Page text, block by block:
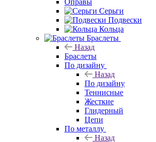
Оправы
Серьги
Подвески
Кольца
Браслеты
Назад
Браслеты
По дизайну
Назад
По дизайну
Теннисные
Жесткие
Глидерный
Цепи
По металлу
Назад